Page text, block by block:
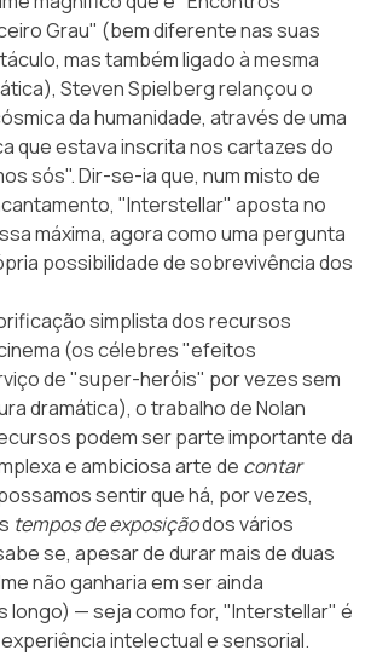
Grau" (bem diferente nas suas
mas também ligado à mesma
Steven Spielberg relançou o
da humanidade, através de uma
que estava inscrita nos cartazes do
sós". Dir-se-ia que, num misto de
"Interstellar" aposta no
máxima, agora como uma pergunta
possibilidade de sobrevivência dos
simplista dos recursos
(os célebres "efeitos
de "super-heróis" por vezes sem
dramática), o trabalho de Nolan
podem ser parte importante da
e ambiciosa arte de contar
sentir que há, por vezes,
tempos de exposiçãodos vários
se, apesar de durar mais de duas
não ganharia em ser ainda
longo) — seja como for, "Interstellar" é
intelectual e sensorial.